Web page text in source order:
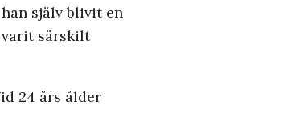
själv blivit en
varit särskilt
24 års ålder